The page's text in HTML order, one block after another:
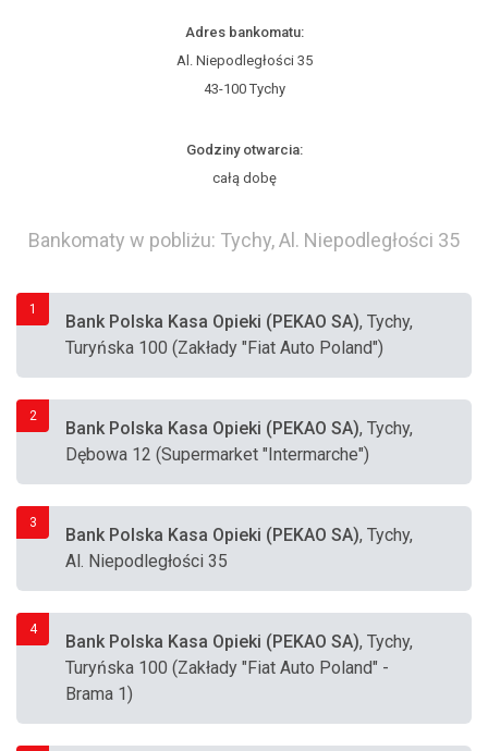
Adres bankomatu:
Al. Niepodległości 35
43-100 Tychy
Godziny otwarcia:
całą dobę
Bankomaty w pobliżu: Tychy, Al. Niepodległości 35
1
Bank Polska Kasa Opieki (PEKAO SA), Tychy,
Turyńska 100 (Zakłady "Fiat Auto Poland")
2
Bank Polska Kasa Opieki (PEKAO SA), Tychy,
Dębowa 12 (Supermarket "Intermarche")
3
Bank Polska Kasa Opieki (PEKAO SA), Tychy,
Al. Niepodległości 35
4
Bank Polska Kasa Opieki (PEKAO SA), Tychy,
Turyńska 100 (Zakłady "Fiat Auto Poland" -
Brama 1)